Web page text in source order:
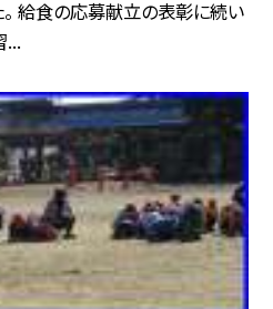
給食の応募献立の表彰に続い
...